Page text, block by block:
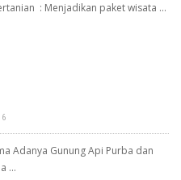
: Menjadikan paket wisata ...
Adanya Gunung Api Purba dan
...